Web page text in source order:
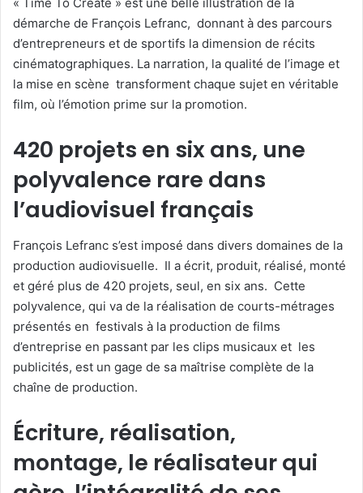
démarche de François Lefranc, donnant à des parcours
d’entrepreneurs et de sportifs la dimension de récits
cinématographiques. La narration, la qualité de l’image et
la mise en scène transforment chaque sujet en véritable
film, où l’émotion prime sur la promotion.
420 projets en six ans, une
polyvalence rare dans
l’audiovisuel français
François Lefranc s’est imposé dans divers domaines de la
production audiovisuelle. Il a écrit, produit, réalisé, monté
et géré plus de 420 projets, seul, en six ans. Cette
polyvalence, qui va de la réalisation de courts-métrages
présentés en festivals à la production de films
d’entreprise en passant par les clips musicaux et les
publicités, est un gage de sa maîtrise complète de la
chaîne de production.
Écriture, réalisation,
montage, le réalisateur qui